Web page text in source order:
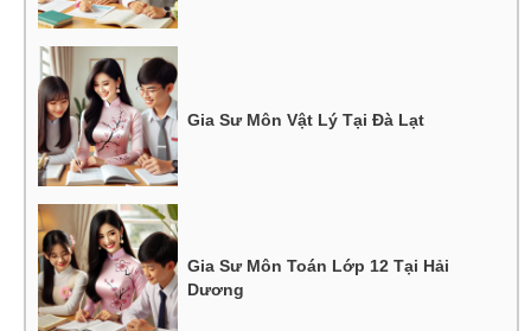
Gia Sư Môn Vật Lý Tại Đà Lạt
Gia Sư Môn Toán Lớp 12 Tại Hải
Dương